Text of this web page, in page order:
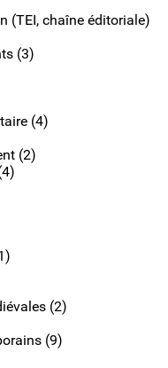
(TEI, chaîne éditoriale)
(3)
(4)
(2)
(2)
(9)